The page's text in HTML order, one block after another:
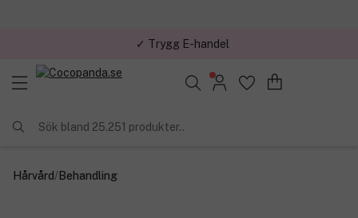
✓ Trygg E-handel
Sök bland 25.251 produkter..
Hårvård/Behandling